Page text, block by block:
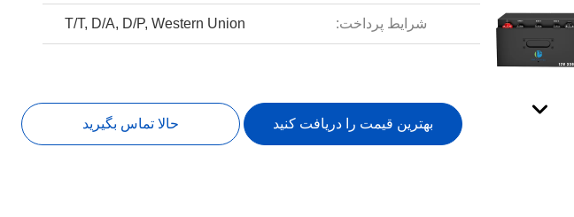
شرایط پرداخت: T/T, D/A, D/P, Western Union
بهترین قیمت را دریافت کنید حالا تماس بگیرید